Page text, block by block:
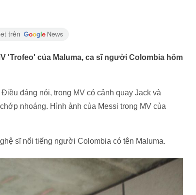
'Trofeo' của Maluma, ca sĩ người Colombia hôm
Điều đáng nói, trong MV có cảnh quay Jack và
nhoáng. Hình ảnh của Messi trong MV của
sĩ nổi tiếng người Colombia có tên Maluma.